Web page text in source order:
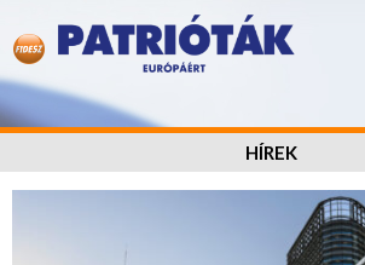
HÍREK